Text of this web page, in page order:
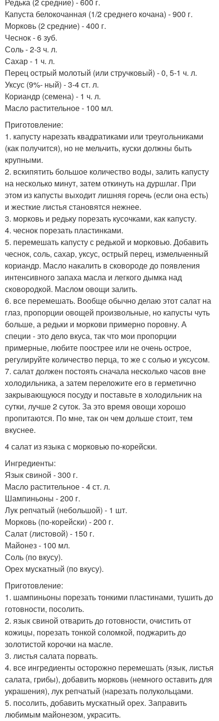
Редька (2 средние) - 600 г.
Капуста белокочанная (1/2 среднего кочана) - 900 г.
Морковь (2 средние) - 400 г.
Чеснок - 6 зуб.
Соль - 2-3 ч. л.
Сахар - 1 ч. л.
Перец острый молотый (или стручковый) - 0, 5-1 ч. л.
Уксус (9%- ный) - 3-4 ст. л.
Кориандр (семена) - 1 ч. л.
Масло растительное - 100 мл.
Приготовление:
1. капусту нарезать квадратиками или треугольниками
(как получится), но не мельчить, куски должны быть
крупными.
2. вскипятить большое количество воды, залить капусту
на несколько минут, затем откинуть на дуршлаг. При
этом из капусты выходит лишняя горечь (если она есть)
и жесткие листья становятся нежнее.
3. морковь и редьку порезать кусочками, как капусту.
4. чеснок порезать пластинками.
5. перемешать капусту с редькой и морковью. Добавить
чеснок, соль, сахар, уксус, острый перец, измельченный
кориандр. Масло накалить в сковороде до появления
интенсивного запаха масла и легкого дымка над
сковородкой. Маслом овощи залить.
6. все перемешать. Вообще обычно делаю этот салат на
глаз, пропорции овощей произвольные, но капусты чуть
больше, а редьки и моркови примерно поровну. А
специи - это дело вкуса, так что мои пропорции
примерные, любите поострее или не очень острое,
регулируйте количество перца, то же с солью и уксусом.
7. салат должен постоять сначала несколько часов вне
холодильника, а затем переложите его в герметично
закрывающуюся посуду и поставьте в холодильник на
сутки, лучше 2 суток. За это время овощи хорошо
пропитаются. По мне, так он чем дольше стоит, тем
вкуснее.
4 салат из языка с морковью по-корейски.
Ингредиенты:
Язык свиной - 300 г.
Масло растительное - 4 ст. л.
Шампиньоны - 200 г.
Лук репчатый (небольшой) - 1 шт.
Морковь (по-корейски) - 200 г.
Салат (листовой) - 150 г.
Майонез - 100 мл.
Соль (по вкусу).
Орех мускатный (по вкусу).
Приготовление:
1. шампиньоны порезать тонкими пластинами, тушить до
готовности, посолить.
2. язык свиной отварить до готовности, очистить от
кожицы, порезать тонкой соломкой, поджарить до
золотистой корочки на масле.
3. листья салата порвать.
4. все ингредиенты осторожно перемешать (язык, листья
салата, грибы), добавить морковь (немного оставить для
украшения), лук репчатый (нарезать полукольцами.
5. посолить, добавить мускатный орех. Заправить
любимым майонезом, украсить.